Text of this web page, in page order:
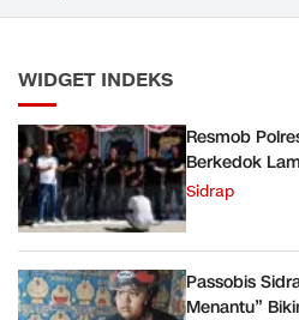
WIDGET INDEKS
Resmob
Berkedok
Sidrap
Passobis
Menantu”